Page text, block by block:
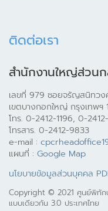
ติดต่อเรา
สำนักงานใหญ่ส่วน
เลขที่ 979 ซอยจรัญสนิทวง
เขตบางกอกใหญ่ กรุงเทพฯ
โทร. 0-2412-1196, 0-
โทรสาร. 0-2412-9833
e-mail :
แผนที่ : Google Map
นโยบายข้อมูลส่วนบุคคล
Copyright © 2021 ศูนย์พิทัก
แบบเดียวกัน 3.0 ประเทศไทย